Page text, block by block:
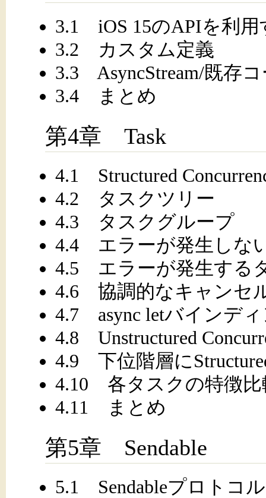
3.1 iOS 15のAPIを利用
3.2 カスタム定義
3.3 AsyncStream/既存
3.4 まとめ
第4章 Task
4.1 Structured
4.2 タスクツリー
4.3 タスクグループ
4.4 エラーが発生しな
4.5 エラーが発生する
4.6 協調的なキャンセ
4.7 async letバインデ
4.8 Unstructured
4.9 下位階層に
4.10 各タスクの特徴比
4.11 まとめ
第5章 Sendable
5.1 Sendableプロトコル